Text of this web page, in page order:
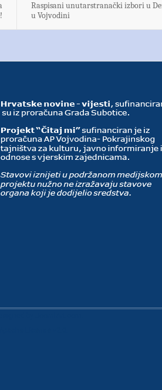
Raspisani unutarstranački izbori u
u Vojvodini